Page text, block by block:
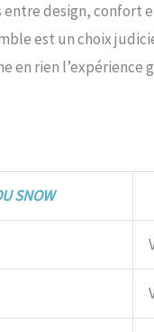
design,
est un choix
en rien
SNOW